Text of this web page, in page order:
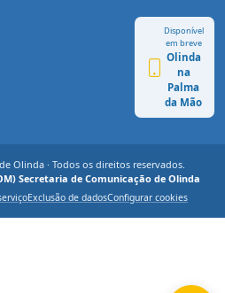
Disponível
em breve
Olinda
na
Palma
da Mão
Olinda · Todos os direitos reservados.
Secretaria de Comunicação de Olinda
Exclusão de dadosConfigurar cookies